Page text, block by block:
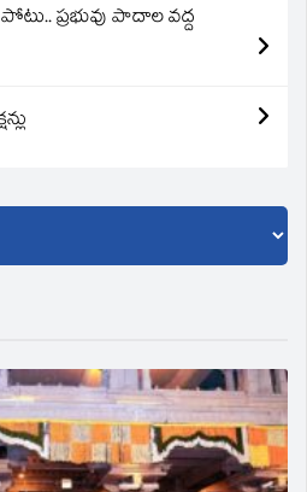
పోటు.. ప్రభువు పాదాల వద్ద